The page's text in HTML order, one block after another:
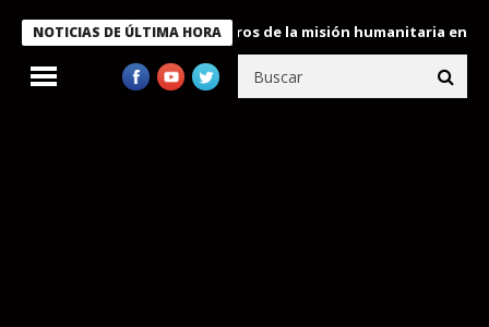
NOTICIAS DE ÚLTIMA HORA
Bukele condecora a miembros de la misión humanitaria enviada